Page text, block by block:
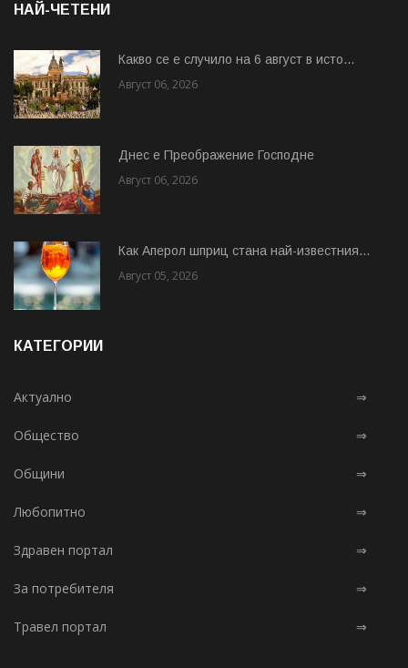
НАЙ-ЧЕТЕНИ
Какво се е случило на 6 август в исто...
Август 06, 2026
Днес е Преображение Господне
Август 06, 2026
Как Аперол шприц стана най-известния...
Август 05, 2026
КАТЕГОРИИ
Актуално ⇒
Общество ⇒
Общини ⇒
Любопитно ⇒
Здравен портал ⇒
За потребителя ⇒
Травел портал ⇒